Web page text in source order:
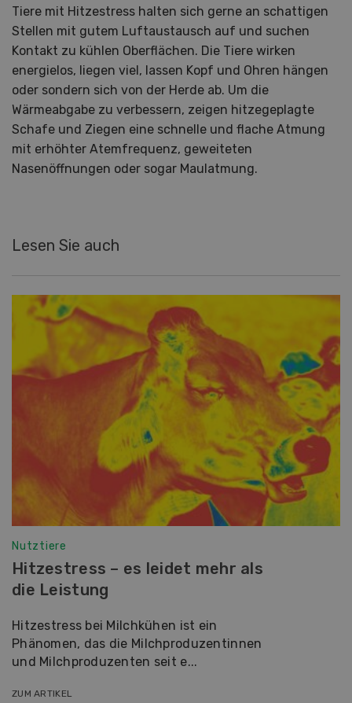
Tiere mit Hitzestress halten sich gerne an schattigen
Stellen mit gutem Luftaustausch auf und suchen
Kontakt zu kühlen Oberflächen. Die Tiere wirken
energielos, liegen viel, lassen Kopf und Ohren hängen
oder sondern sich von der Herde ab. Um die
Wärmeabgabe zu verbessern, zeigen hitzegeplagte
Schafe und Ziegen eine schnelle und flache Atmung
mit erhöhter Atemfrequenz, geweiteten
Nasenöffnungen oder sogar Maulatmung.
Lesen Sie auch
Nutztiere
Hitzestress – es leidet mehr als
die Leistung
Hitzestress bei Milchkühen ist ein
Phänomen, das die Milchproduzentinnen
und Milchproduzenten seit e...
ZUM ARTIKEL